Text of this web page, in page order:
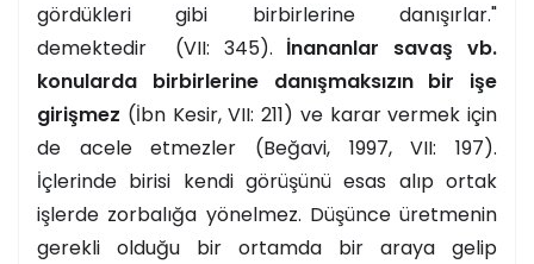
gördükleri gibi birbirlerine danışırlar."
demektedir (VII: 345). İnananlar savaş vb.
konularda birbirlerine danışmaksızın bir işe
girişmez (İbn Kesir, VII: 211) ve karar vermek için
de acele etmezler (Beğavi, 1997, VII: 197).
İçlerinde birisi kendi görüşünü esas alıp ortak
işlerde zorbalığa yönelmez. Düşünce üretmenin
gerekli olduğu bir ortamda bir araya gelip